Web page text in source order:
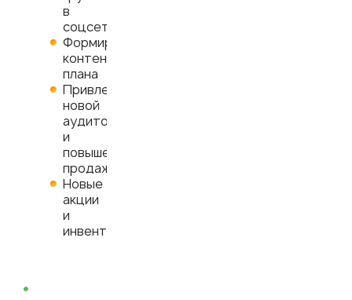
в
соцсетях
Формирование
контент-
плана
Привлечение
новой
аудитории
и
повышение
продаж
Новые
акции
и
инвенты